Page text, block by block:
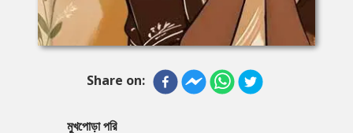
Share on:
মুখপােড়া পরি